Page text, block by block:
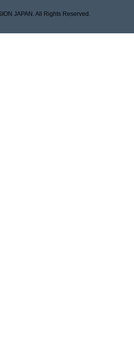
JAPAN. All Rights Reserved.